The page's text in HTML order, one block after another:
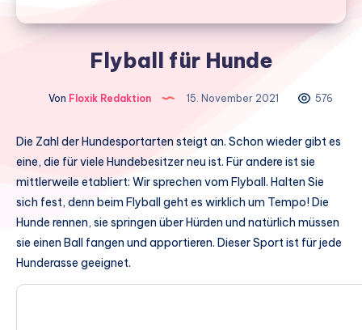
Flyball für Hunde
Von Floxik Redaktion 15. November 2021 576
Die Zahl der Hundesportarten steigt an. Schon wieder gibt es
eine, die für viele Hundebesitzer neu ist. Für andere ist sie
mittlerweile etabliert: Wir sprechen vom Flyball. Halten Sie
sich fest, denn beim Flyball geht es wirklich um Tempo! Die
Hunde rennen, sie springen über Hürden und natürlich müssen
sie einen Ball fangen und apportieren. Dieser Sport ist für jede
Hunderasse geeignet.